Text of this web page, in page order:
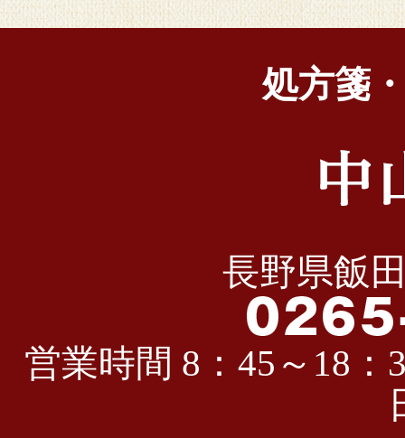
処方箋
長野県飯
営業時間 8：45～18：